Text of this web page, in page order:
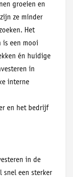
groeien en
ze minder
Het
is een mooi
én huidige
in
interne
en het bedrijf
in de
snel een sterker